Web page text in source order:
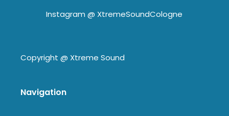
Instagram @ XtremeSoundCologne
Copyright @ Xtreme Sound
Navigation